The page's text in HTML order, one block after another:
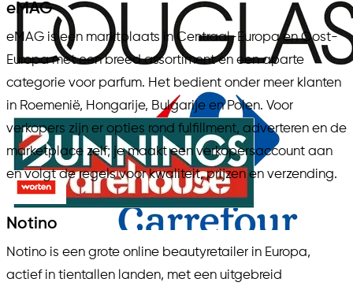
eMAG
eMAG is een marktplaats in Centraal-Europa en Oost-
Europa met een breed assortiment en een aparte
categorie voor parfum. Het bedient onder meer klanten
in Roemenië, Hongarije, Bulgarije en Polen. Voor
verkopers zijn er opties rond fulfillment, adverteren en de
marketplace zelf; je maakt een verkopersaccount aan
en volgt de regels voor kwaliteit, prijzen en verzending.
Notino
Notino is een grote online beautyretailer in Europa,
actief in tientallen landen, met een uitgebreid